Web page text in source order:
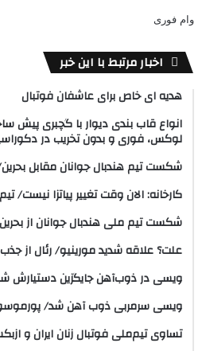
وام فوری
اخبار مرتبط با این خبر
هدیه ای خاص برای عاشفان فوتبال
انواع قاب بندی دیوار با گچبری پیش
لوکس، فوری و بدون تخریب در
شکست تیم هندبال جوانان مقابل
کارخانه: الان وقت تغییر پیاتزا نیست/
شکست تیم ملی هندبال جوانان از
علت؟ علاقه شدید مورینیو/ رئال از
ویسی در ذوب‌آهن جایگزین دستیارش
ویسی سرمربی ذوب آهن شد/ پورموسوی پس از ۳
تساوی تیم‌ملی فوتبال زنان ایران و